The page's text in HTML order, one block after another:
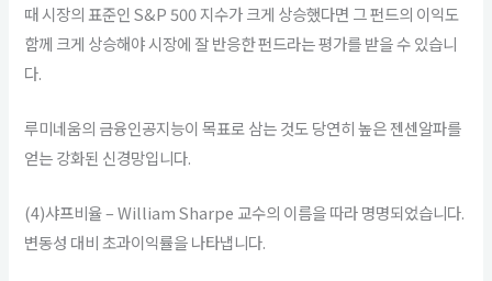
때 시장의 표준인 S&P 500 지수가 크게 상승했다면 그 펀드의 이익도
함께 크게 상승해야 시장에 잘 반응한 펀드라는 평가를 받을 수 있습니
다.
루미네움의 금융인공지능이 목표로 삼는 것도 당연히 높은 젠센알파를
얻는 강화된 신경망입니다.
(4)샤프비율 – William Sharpe 교수의 이름을 따라 명명되었습니다.
변동성 대비 초과이익률을 나타냅니다.